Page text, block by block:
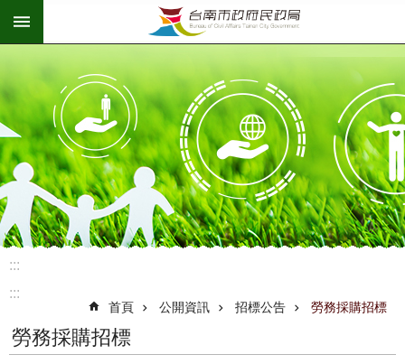
跳到主要內容區塊
:::
:::
首頁 公開資訊 招標公告 勞務採購招標
勞務採購招標